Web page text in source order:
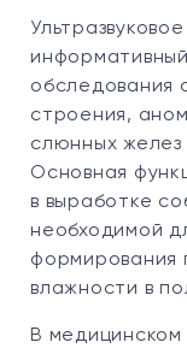
обследования
строения,
слюнных желез
Основная
в выработке
необходимой
формирования
влажности в
В